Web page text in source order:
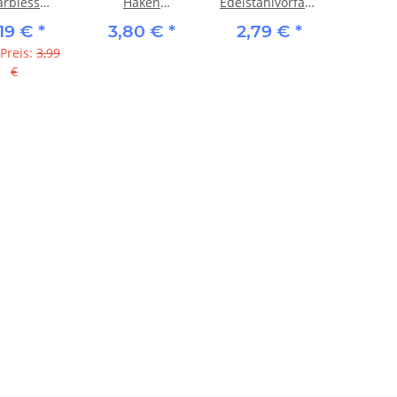
Band Rig
€ *
3,99
€
Karpfen (RL238)
3,80 € *
Dreifachwirbel
2,79 € *